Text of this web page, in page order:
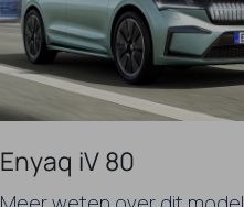
Enyaq iV 80